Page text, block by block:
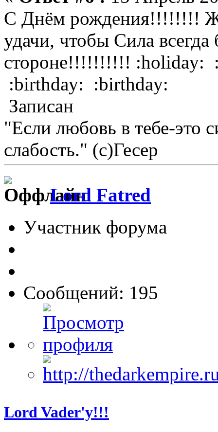
С Днём рождения!!!!!!!!
удачи, чтобы Сила всегда
стороне!!!!!!!!!! :holiday:
:birthday: :birthday:
Записан
"Если любовь в тебе-это
слабость." (с)Гесер
Lord Fatred
Участник форума
Сообщений: 195
Lord Vader'у!!!